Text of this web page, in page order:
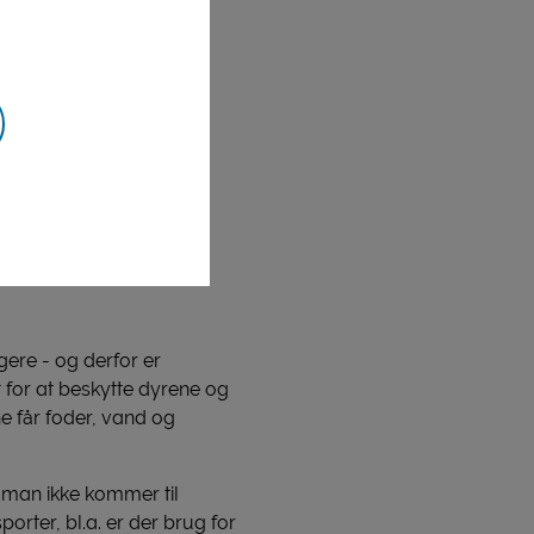
blev overholdt,
- og derfor er
at beskytte dyrene og
får foder, vand og
ikke kommer til
bl.a. er der brug for